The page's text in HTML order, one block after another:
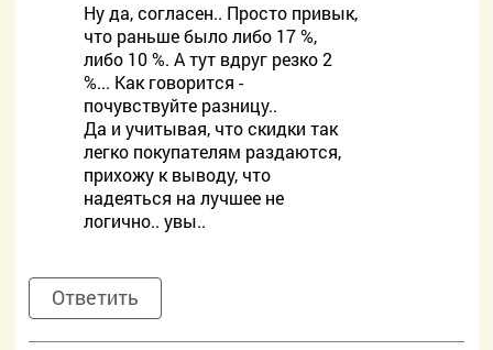
Ну да, согласен.. Просто привык,
что раньше было либо 17 %,
либо 10 %. А тут вдруг резко 2
%... Как говорится -
почувствуйте разницу..
Да и учитывая, что скидки так
легко покупателям раздаются,
прихожу к выводу, что
надеяться на лучшее не
логично.. увы..
Ответить